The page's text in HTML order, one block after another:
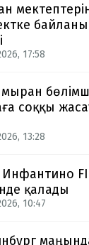
17:58
соққы
13:28
қалады
10:47